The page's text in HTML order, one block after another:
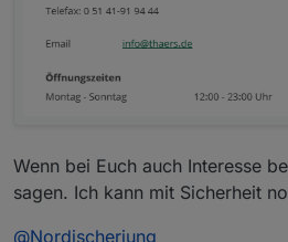
Wenn bei Euch auch Interesse
sagen. Ich kann mit Sicherheit
@Nordischerjung